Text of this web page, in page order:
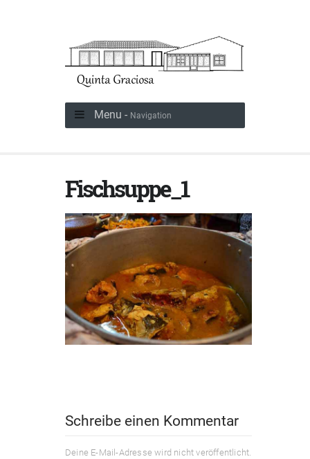
Menu - Navigation
Fischsuppe_1
Schreibe einen Kommentar
Deine E-Mail-Adresse wird nicht veröffentlicht.